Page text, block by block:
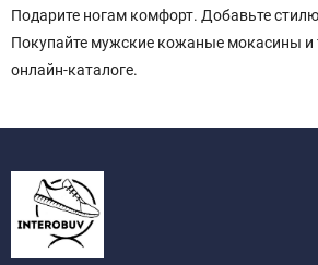
Подарите ногам комфорт. Добавьте
Покупайте мужские кожаные мокасины
онлайн-каталоге.